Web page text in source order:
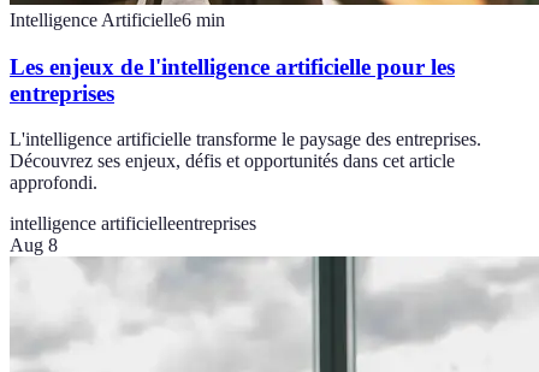
Intelligence Artificielle6 min
Les enjeux de l'intelligence artificielle pour les
entreprises
L'intelligence artificielle transforme le paysage des entreprises.
Découvrez ses enjeux, défis et opportunités dans cet article
approfondi.
intelligence artificielleentreprises
Aug 8